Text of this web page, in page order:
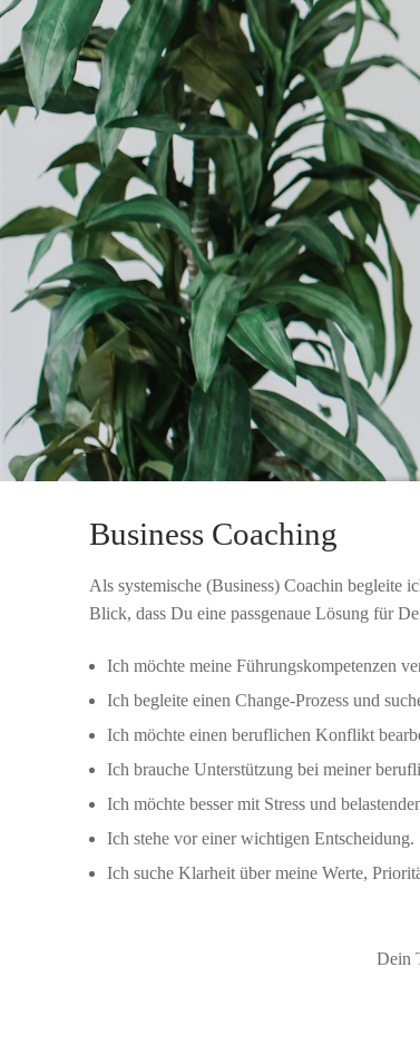
Business Coaching
Als systemische (Business) Coachin begleite
Blick, dass Du eine passgenaue Lösung für
Ich möchte meine Führungskompetenzen
Ich begleite einen Change-Prozess und
Ich möchte einen beruflichen Konflikt
Ich brauche Unterstützung bei meiner
Ich möchte besser mit Stress und
Ich stehe vor einer wichtigen Entscheidung.
Ich suche Klarheit über meine Werte,
Dein